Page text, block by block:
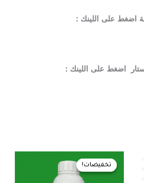
اضغط على اللينك :
اضغط على اللينك :
تخفيضات!
تخفيضات!
السعر
الأصلي
هو:
550,00 EGP.
السعر